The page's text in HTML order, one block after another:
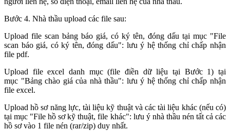
Bước 4. Nhà thầu upload các file sau:
Upload file scan bảng báo giá, có ký tên, đóng dấu tại mục "File
scan báo giá, có ký tên, đóng dấu": lưu ý hệ thống chỉ chấp nhận
file pdf.
Upload file excel danh mục (file điền dữ liệu tại Bước 1) tại
mục "Bảng chào giá của nhà thầu": lưu ý hệ thống chỉ chấp nhận
file excel.
Upload hồ sơ năng lực, tài liệu kỹ thuật và các tài liệu khác (nếu có)
tại mục "File hồ sơ kỹ thuật, file khác": lưu ý nhà thầu nén tất cả các
hồ sơ vào 1 file nén (rar/zip) duy nhất.